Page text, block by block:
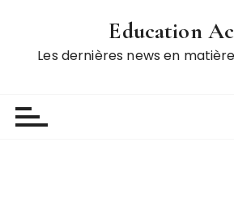
Education
Les dernières news en